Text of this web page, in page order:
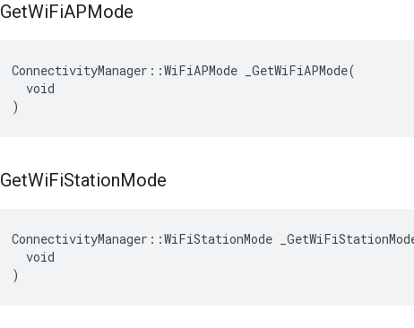
GetWiFiAPMode
ConnectivityManager::WiFiAPMode _GetWiFiAPMode(
  void
)
GetWiFiStationMode
ConnectivityManager::WiFiStationMode
  void
)